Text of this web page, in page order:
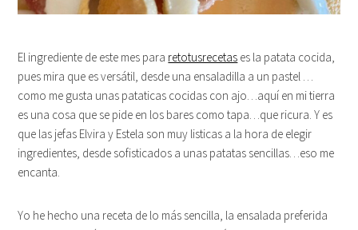
El ingrediente de este mes para retotusrecetas es la patata cocida,
pues mira que es versátil, desde una ensaladilla a un pastel …
como me gusta unas pataticas cocidas con ajo…aquí en mi tierra
es una cosa que se pide en los bares como tapa…que ricura. Y es
que las jefas Elvira y Estela son muy listicas a la hora de elegir
ingredientes, desde sofisticados a unas patatas sencillas…eso me
encanta.
Yo he hecho una receta de lo más sencilla, la ensalada preferida